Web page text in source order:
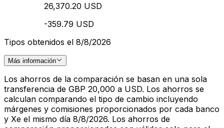
26,370.20 USD
-359.79 USD
Tipos obtenidos el 8/8/2026
Más información
Los ahorros de la comparación se basan en una sola
transferencia de GBP 20,000 a USD. Los ahorros se
calculan comparando el tipo de cambio incluyendo
márgenes y comisiones proporcionados por cada banco
y Xe el mismo día 8/8/2026. Los ahorros de